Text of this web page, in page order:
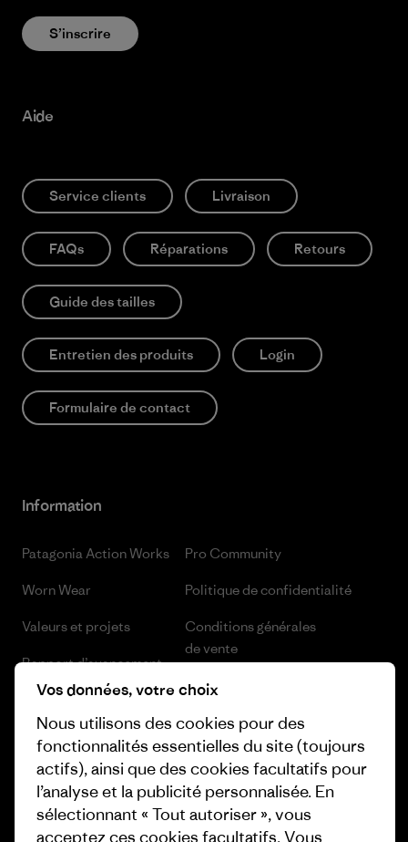
S’inscrire
Aide
Service clients Livraison
FAQs Réparations Retours
Guide des tailles
Entretien des produits Login
Formulaire de contact
Information
Patagonia Action Works
Worn Wear
Valeurs et projets
Rapport d’avancement
Business Unusual
Objectifs climatiques
1% For The Planet
Comment nous finançons
Pro Community
Politique de confidentialité
Conditions générales
de vente
Préférences de cookie
Carrières
Presse et media
Industry program
Programme d’affiliation
Vos données, votre choix
Nous utilisons des cookies pour des
fonctionnalités essentielles du site (toujours
actifs), ainsi que des cookies facultatifs pour
l’analyse et la publicité personnalisée. En
sélectionnant « Tout autoriser », vous
acceptez ces cookies facultatifs. Vous